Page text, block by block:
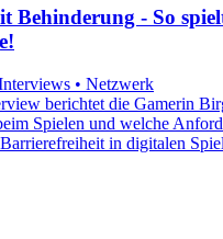
Behinderung - So
• Netzwerk
berichtet die Gamerin
Spielen und welche
in digitalen